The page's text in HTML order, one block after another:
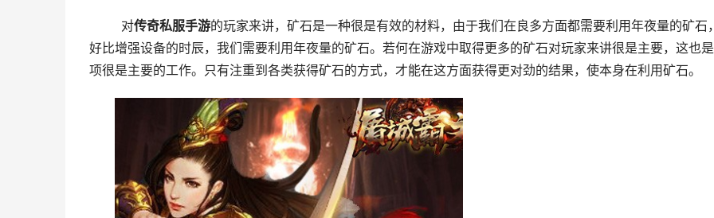
	对
传奇私服手游的玩家来讲，矿石是一种很是有效的材料，由于我们在良多方面都需要利用年夜量的矿石
好比增强设备的时辰，我们需要利用年夜量的矿石。若何在游戏中取得更多的矿石对玩家来讲很是主要，这也
项很是主要的工作。只有注重到各类获得矿石的方式，才能在这方面获得更对劲的结果，使本身在利用矿石。